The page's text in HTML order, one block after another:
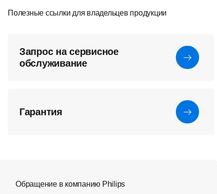
Полезные ссылки для владельцев продукции
Запрос на сервисное
обслуживание
Гарантия
Обращение в компанию Philips